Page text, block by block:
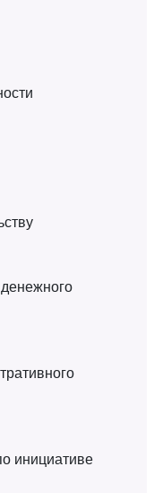
инициативе